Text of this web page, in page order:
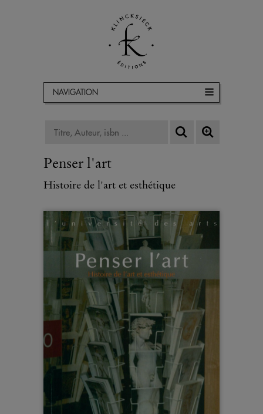
NAVIGATION
Penser l'art
Histoire de l'art et esthétique